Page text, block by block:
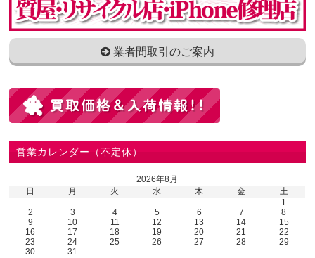
業者間取引のご案内
営業カレンダー（不定休）
2026年8月
日
月 火 水 木 金
土
1
2
3 4 5 6 7
8
9
10 11 12 13 14
15
16
17 18 19 20 21
22
23
24 25 26 27 28
29
30
31